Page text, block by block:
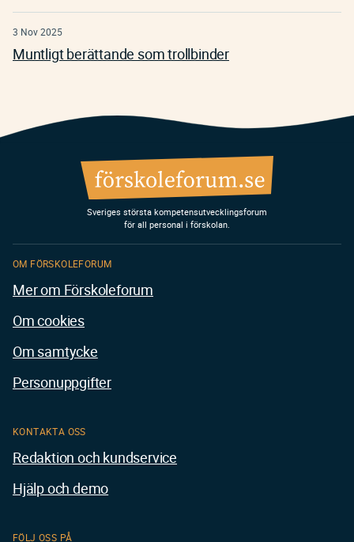
3 Nov 2025
Muntligt berättande som trollbinder
Sveriges största kompetensutvecklingsforum
för all personal i förskolan.
KONTAKTA OSS
Redaktion och kundservice
Hjälp och demo
FÖLJ OSS PÅ
OM FÖRSKOLEFORUM
Mer om Förskoleforum
Om cookies
Om samtycke
Personuppgifter